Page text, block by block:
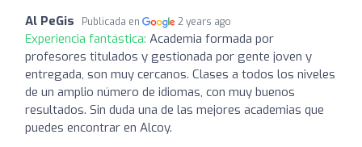
Al PeGis Publicada en 2 years ago
Experiencia fantástica: Academia formada por
profesores titulados y gestionada por gente joven y
entregada, son muy cercanos. Clases a todos los niveles
de un amplio número de idiomas, con muy buenos
resultados. Sin duda una de las mejores academias que
puedes encontrar en Alcoy.